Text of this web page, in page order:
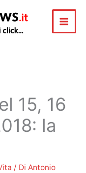
15, 16
la
/ Di Antonio